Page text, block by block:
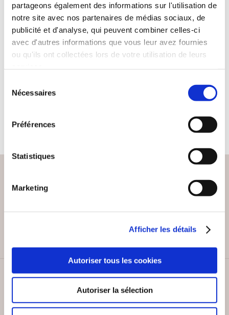
partageons également des informations sur l'utilisation de
notre site avec nos partenaires de médias sociaux, de
publicité et d'analyse, qui peuvent combiner celles-ci
avec d'autres informations que vous leur avez fournies
ou qu'ils ont collectées lors de votre utilisation de leurs
Nécessaires
Préférences
Statistiques
Marketing
Afficher les détails
Autoriser tous les cookies
Autoriser la sélection
(0 avis)
DEYRMON
LE TEMPS DU REVE
Remises quantités jusqu'à -42%
SERVICE CLIENT
Lundi au vendredi, 10-12h / 14-16h